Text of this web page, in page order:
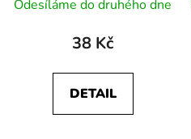
kOdesíláme do druhého dne
38 Kč
DETAIL